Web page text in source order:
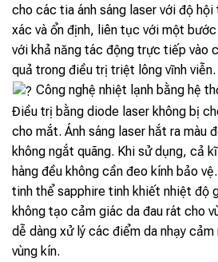
cho các tia ánh sáng laser với độ
xác và ổn định, liên tục với một
với khả năng tác động trực tiếp vào
quả trong điều trị triệt lông vĩnh viễn.
Công nghệ nhiệt lạnh bằng hệ
Điều trị bằng diode laser không bị
cho mắt. Ánh sáng laser hắt ra màu
không ngắt quãng. Khi sử dụng, cả
hàng đều không cần đeo kính bảo
tinh thể sapphire tinh khiết nhiệt độ
không tạo cảm giác da đau rát cho
dễ dàng xử lý các điểm da nhạy cảm
vùng kín.